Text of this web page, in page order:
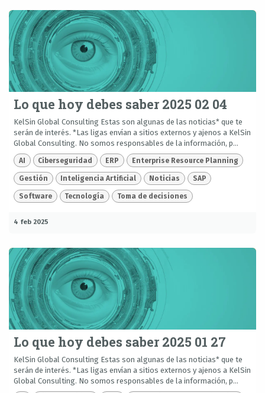
Lo que hoy debes saber 2025 02 04
KelSin Global Consulting Estas son algunas de las noticias* que te
serán de interés. *Las ligas envían a sitios externos y ajenos a KelSin
Global Consulting. No somos responsables de la información, p...
AI Ciberseguridad ERP Enterprise Resource Planning
Gestión Inteligencia Artificial Noticias SAP
Software Tecnología Toma de decisiones
4 feb 2025
Lo que hoy debes saber 2025 01 27
KelSin Global Consulting Estas son algunas de las noticias* que te
serán de interés. *Las ligas envían a sitios externos y ajenos a KelSin
Global Consulting. No somos responsables de la información, p...